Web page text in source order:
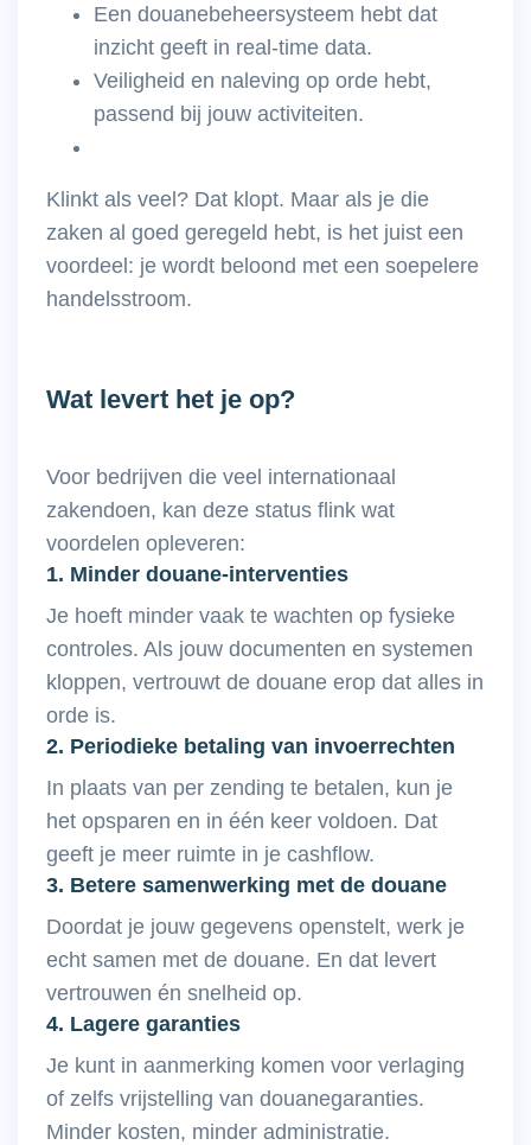
Een douanebeheersysteem hebt dat
inzicht geeft in real-time data.
Veiligheid en naleving op orde hebt,
passend bij jouw activiteiten.
Klinkt als veel? Dat klopt. Maar als je die
zaken al goed geregeld hebt, is het juist een
voordeel: je wordt beloond met een soepelere
handelsstroom.
Wat levert het je op?
Voor bedrijven die veel internationaal
zakendoen, kan deze status flink wat
voordelen opleveren:
1. Minder douane-interventies
Je hoeft minder vaak te wachten op fysieke
controles. Als jouw documenten en systemen
kloppen, vertrouwt de douane erop dat alles in
orde is.
2. Periodieke betaling van invoerrechten
In plaats van per zending te betalen, kun je
het opsparen en in één keer voldoen. Dat
geeft je meer ruimte in je cashflow.
3. Betere samenwerking met de douane
Doordat je jouw gegevens openstelt, werk je
echt samen met de douane. En dat levert
vertrouwen én snelheid op.
4. Lagere garanties
Je kunt in aanmerking komen voor verlaging
of zelfs vrijstelling van douanegaranties.
Minder kosten, minder administratie.